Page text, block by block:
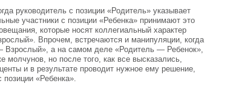
руководитель с позиции «Родитель» указывает
участники с позиции «Ребенка» принимают это
которые носят коллегиальный характер
Впрочем, встречаются и манипуляции, когда
Взрослый», а на самом деле «Родитель — Ребенок»,
молчунов, но после того, как все высказались,
и в результате проводит нужное ему решение,
«Ребенка».